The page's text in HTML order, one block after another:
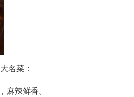
名菜：
麻辣鲜香。